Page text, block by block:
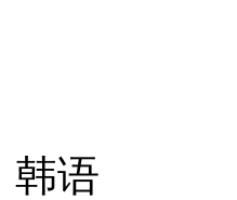
韩语